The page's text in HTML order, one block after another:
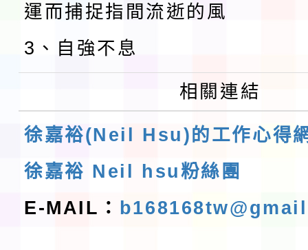
運而捕捉指間流逝的風
3、自強不息
相關連結
徐嘉裕(Neil Hsu)的工作心得
徐嘉裕 Neil hsu粉絲團
E-MAIL：